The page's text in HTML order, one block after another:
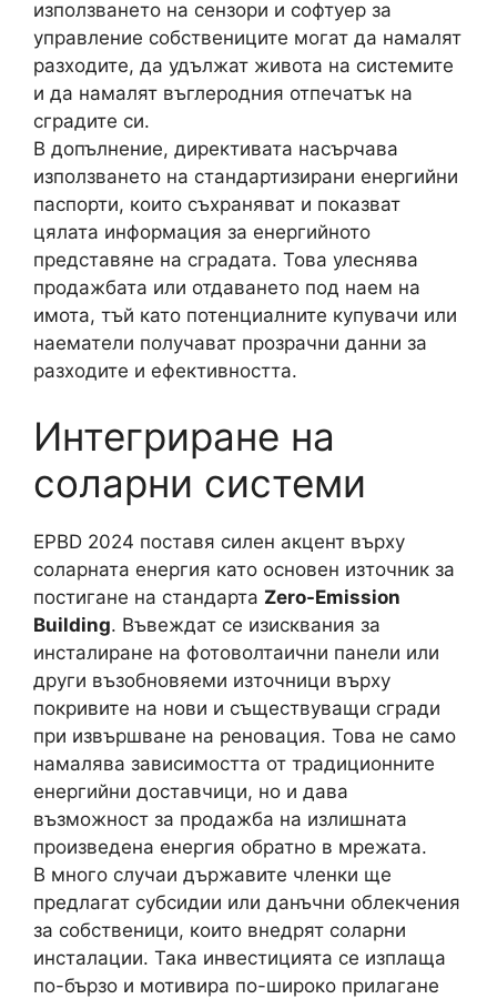
използването на сензори и софтуер за
управление собствениците могат да намалят
разходите, да удължат живота на системите
и да намалят въглеродния отпечатък на
сградите си.
В допълнение, директивата насърчава
използването на стандартизирани енергийни
паспорти, които съхраняват и показват
цялата информация за енергийното
представяне на сградата. Това улеснява
продажбата или отдаването под наем на
имота, тъй като потенциалните купувачи или
наематели получават прозрачни данни за
разходите и ефективността.
Интегриране на
соларни системи
EPBD 2024 поставя силен акцент върху
соларната енергия като основен източник за
постигане на стандарта Zero-Emission
Building. Въвеждат се изисквания за
инсталиране на фотоволтаични панели или
други възобновяеми източници върху
покривите на нови и съществуващи сгради
при извършване на реновация. Това не само
намалява зависимостта от традиционните
енергийни доставчици, но и дава
възможност за продажба на излишната
произведена енергия обратно в мрежата.
В много случаи държавите членки ще
предлагат субсидии или данъчни облекчения
за собственици, които внедрят соларни
инсталации. Така инвестицията се изплаща
по-бързо и мотивира по-широко прилагане